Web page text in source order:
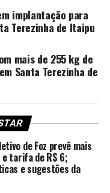
implantação para
Terezinha de Itaipu
mais de 255 kg de
Santa Terezinha de
de Foz prevê mais
e tarifa de R$ 6;
e sugestões da